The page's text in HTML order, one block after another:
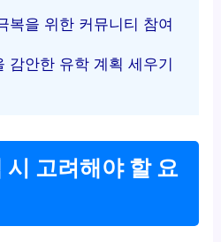
복을 위한 커뮤니티 참여
감안한 유학 계획 세우기
시 고려해야 할 요